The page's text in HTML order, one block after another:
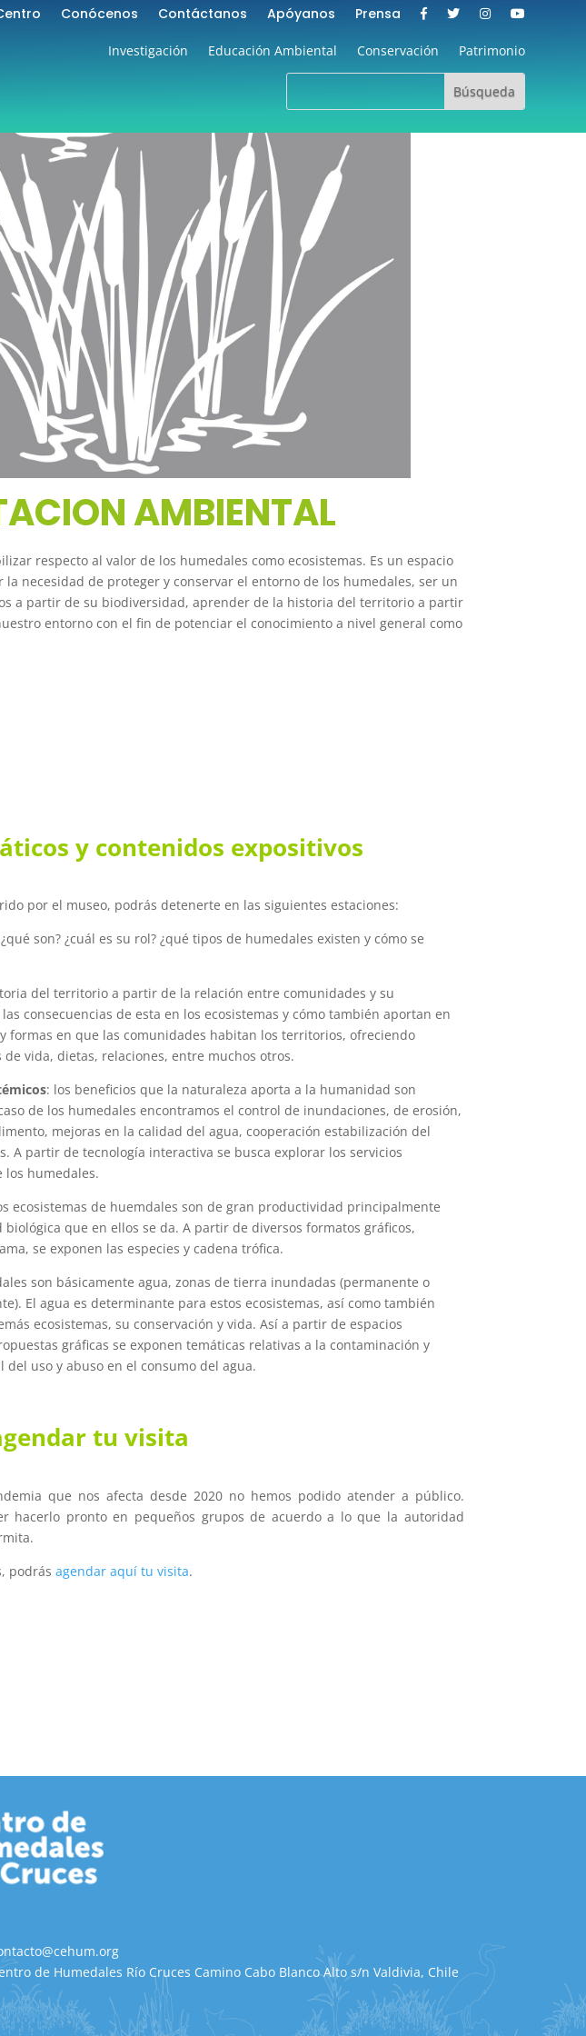
Conócenos Contáctanos Apóyanos Prensa
Investigación Educación Ambiental Conservación Patrimonio
AMBIENTAL
respecto al valor de los humedales como ecosistemas. Es un espacio
necesidad de proteger y conservar el entorno de los humedales, ser un
a partir de su biodiversidad, aprender de la historia del territorio a partir
entorno con el fin de potenciar el conocimiento a nivel general como
y contenidos expositivos
por el museo, podrás detenerte en las siguientes estaciones:
¿qué son? ¿cuál es su rol? ¿qué tipos de humedales existen y cómo se
del territorio a partir de la relación entre comunidades y su
consecuencias de esta en los ecosistemas y cómo también aportan en
formas en que las comunidades habitan los territorios, ofreciendo
de vida, dietas, relaciones, entre muchos otros.
: los beneficios que la naturaleza aporta a la humanidad son
de los humedales encontramos el control de inundaciones, de erosión,
mejoras en la calidad del agua, cooperación estabilización del
A partir de tecnología interactiva se busca explorar los servicios
los humedales.
ecosistemas de huemdales son de gran productividad principalmente
que en ellos se da. A partir de diversos formatos gráficos,
se exponen las especies y cadena trófica.
son básicamente agua, zonas de tierra inundadas (permanente o
El agua es determinante para estos ecosistemas, así como también
ecosistemas, su conservación y vida. Así a partir de espacios
gráficas se exponen temáticas relativas a la contaminación y
del uso y abuso en el consumo del agua.
tu visita
que nos afecta desde 2020 no hemos podido atender a público.
hacerlo pronto en pequeños grupos de acuerdo a lo que la autoridad
podrásagendar aquí tu visita.
de Humedales Río Cruces Camino Cabo Blanco Alto s/n Valdivia, Chile